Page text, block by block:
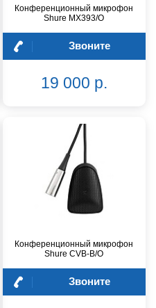
Конференционный микрофон
Shure MX393/O
Звоните
19 000 р.
Конференционный микрофон
Shure CVB-B/O
Звоните